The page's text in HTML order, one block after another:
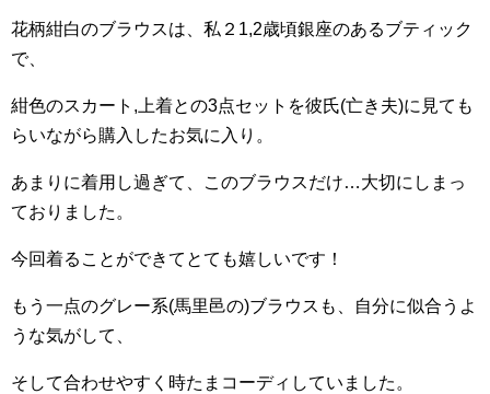
花柄紺白のブラウスは、私２1,2歳頃銀座のあるブティック
で、
紺色のスカート,上着との3点セットを彼氏(亡き夫)に見ても
らいながら購入したお気に入り。
あまりに着用し過ぎて、このブラウスだけ…大切にしまっ
ておりました。
今回着ることができてとても嬉しいです！
もう一点のグレー系(馬里邑の)ブラウスも、自分に似合うよ
うな気がして、
そして合わせやすく時たまコーディしていました。